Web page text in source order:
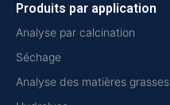
Produits par application
Analyse par calcination
Séchage
Analyse des matières grasses